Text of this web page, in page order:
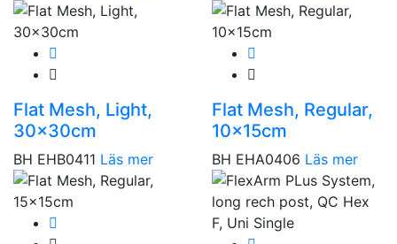
Flat Mesh, Light,
30x30cm
BH EHB0411 Läs mer
Flat Mesh, Regular,
10x15cm
BH EHA0406 Läs mer